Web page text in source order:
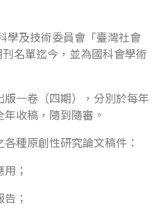
學及技術委員會「臺灣社會
名單迄今，並為國科會學術
一卷（四期），分別於每年
收稿，隨到隨審。
種原創性研究論文稿件：
；
；